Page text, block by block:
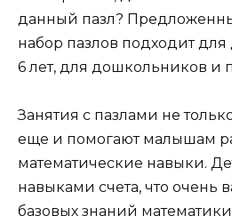
данный пазл?
набор пазлов подходит для
6 лет, для дошкольников и
Занятия с пазлами не
еще и помогают малышам
математические навыки.
навыками счета, что очень
базовых знаний